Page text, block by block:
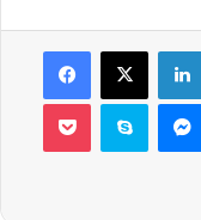
Facebook
X
Pocket Skype